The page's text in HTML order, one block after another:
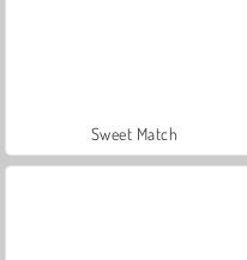
Sweet Match